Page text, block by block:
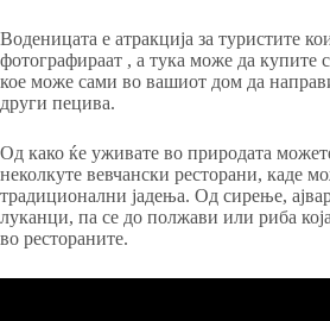
Воденицата е атракција за туристите
фотографираат , а тука може да купите
кое може сами во вашиот дом да
други пецива.
Од како ќе уживате во природата
неколкуте вевчански ресторани, каде
традиционални јадења. Од сирење,
луканци, па се до полжави или риба
во рестораните.